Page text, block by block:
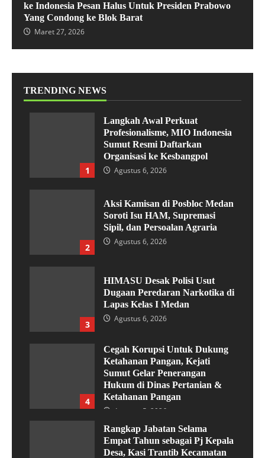
ke Indonesia Pesan Halus Untuk Presiden Prabowo
Yang Condong ke Blok Barat
Maret 27, 2026
TRENDING NEWS
1
Langkah Awal Perkuat
Profesionalisme, MIO Indonesia
Sumut Resmi Daftarkan
Organisasi ke Kesbangpol
Agustus 6, 2026
2
Aksi Kamisan di Posbloc Medan
Soroti Isu HAM, Supremasi
Sipil, dan Persoalan Agraria
Agustus 6, 2026
3
HIMASU Desak Polisi Usut
Dugaan Peredaran Narkotika di
Lapas Kelas I Medan
Agustus 6, 2026
4
Cegah Korupsi Untuk Dukung
Ketahanan Pangan, Kejati
Sumut Gelar Penerangan
Hukum di Dinas Pertanian &
Ketahanan Pangan
Agustus 5, 2026
Rangkap Jabatan Selama
Empat Tahun sebagai Pj Kepala
Desa, Kasi Trantib Kecamatan